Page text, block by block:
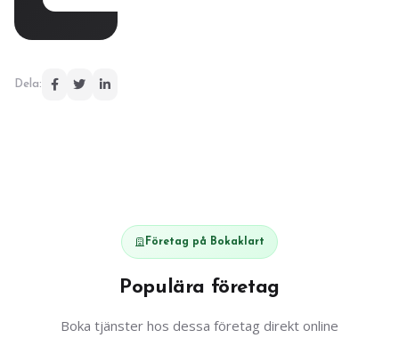
Dela:
Företag på Bokaklart
Populära företag
Boka tjänster hos dessa företag direkt online